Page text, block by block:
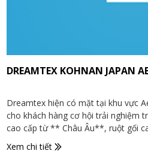
DREAMTEX KOHNAN JAPAN
Dreamtex hiện có mặt tại khu vực
cho khách hàng cơ hội trải nghiệm
cao cấp từ ** Châu Âu**, ruột gối
chăm sóc giấc ngủ.
Xem chi tiết